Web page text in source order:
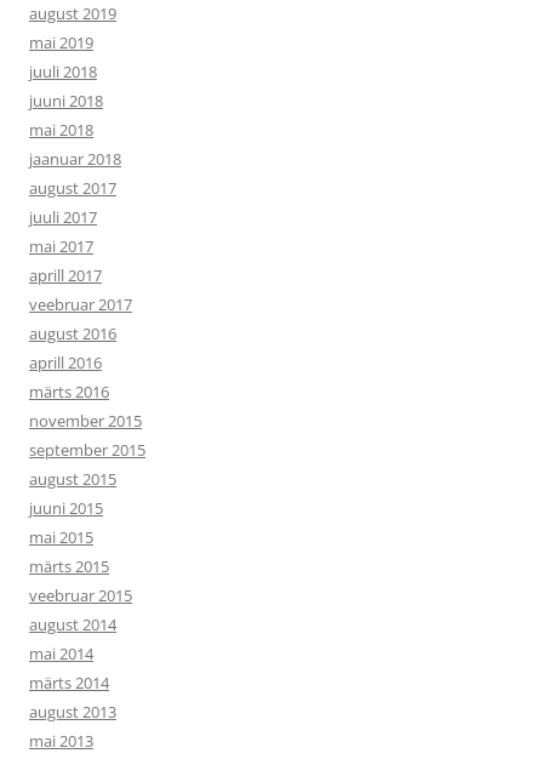
august 2019
mai 2019
juuli 2018
juuni 2018
mai 2018
jaanuar 2018
august 2017
juuli 2017
mai 2017
aprill 2017
veebruar 2017
august 2016
aprill 2016
märts 2016
november 2015
september 2015
august 2015
juuni 2015
mai 2015
märts 2015
veebruar 2015
august 2014
mai 2014
märts 2014
august 2013
mai 2013